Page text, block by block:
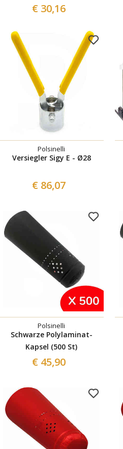
€ 30,16
Polsinelli
Versiegler Sigy E - Ø28
€ 86,07
Polsinelli
Schwarze Polylaminat-
Kapsel (500 St)
€ 45,90